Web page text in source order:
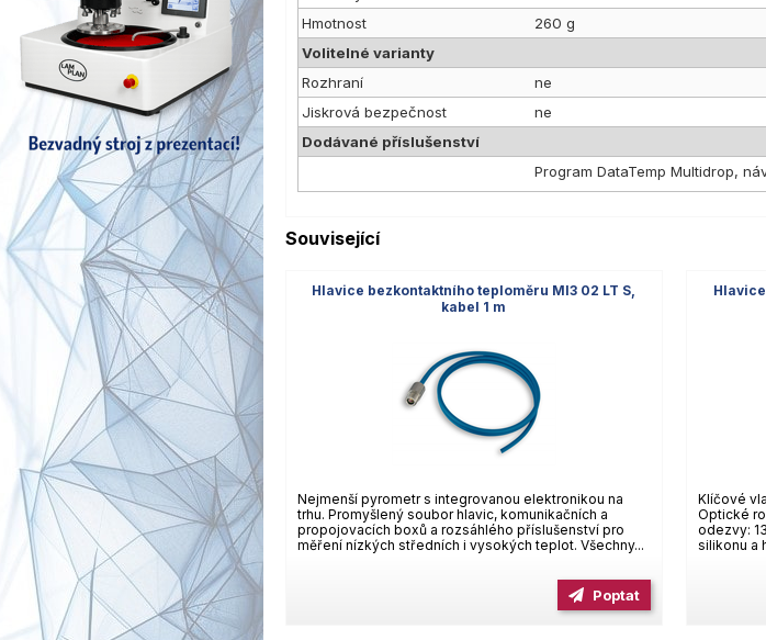
Hmotnost
260 g
Volitelné varianty
Rozhraní
ne
Jiskrová bezpečnost
ne
Dodávané příslušenství
Program DataTemp Multidrop,
Související
Hlavice bezkontaktního teploměru MI3 02 LT S,
kabel 1 m
Nejmenší pyrometr s integrovanou elektronikou na
trhu. Promyšlený soubor hlavic, komunikačních a
propojovacích boxů a rozsáhlého příslušenství pro
měření nízkých středních i vysokých teplot. Všechny...
Poptat
Klíčové
Optické
odezvy:
silikonu a